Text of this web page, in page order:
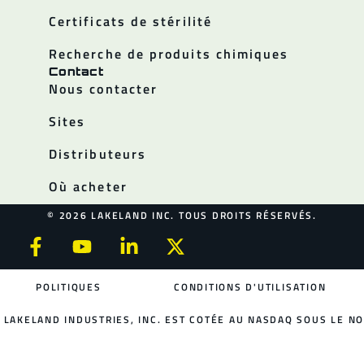
Certificats de stérilité
Recherche de produits chimiques
Contact
Nous contacter
Sites
Distributeurs
Où acheter
© 2026 LAKELAND INC. TOUS DROITS RÉSERVÉS.
POLITIQUES CONDITIONS D'UTILISATION
LAKELAND INDUSTRIES, INC. EST COTÉE AU NASDAQ SOUS LE